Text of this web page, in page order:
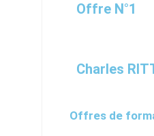
Offre N°1
Charles
Offres de